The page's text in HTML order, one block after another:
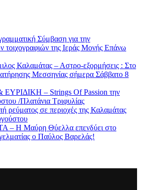
Σύμβαση για την
τοιχογραφιών της Ιεράς Μονής Επάνω
Καλαμάτας – Αστρο-εξορμήσεις : Στο
Μεσσηνίας σήμερα Σάββατο 8
– Strings Of Passion την
/Πλατάνια Τριφυλίας
σε περιοχές της Καλαμάτας
Η Μαύρη Θύελλα επενδύει στο
ο Παύλος Βαρελάς!